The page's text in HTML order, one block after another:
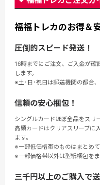
福福トレカのお得＆
圧倒的スピード発送！
16時までにご注文、ご入金が確
します。
※土･日･祝日は郵送機関の都合
信頼の安心梱包！
シングルカードほぼ全品をスリ
高額カードはクリアスリーブに
ます。
※一部低価格帯のものはまとめ
※一部価格帯以外は型紙梱包を
三千円以上のご購入で